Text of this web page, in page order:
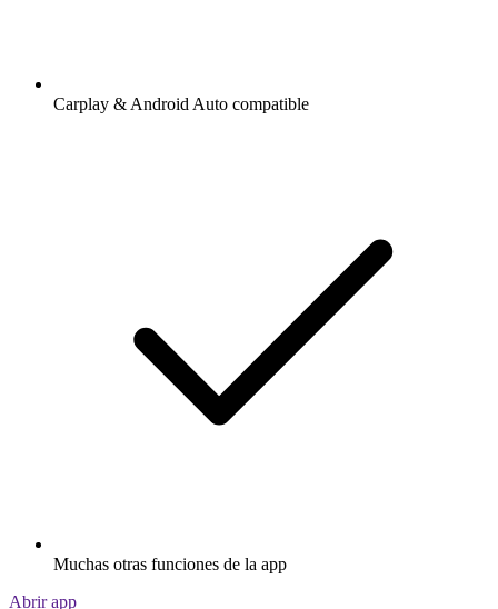
Carplay & Android Auto compatible
Muchas otras funciones de la app
Abrir app